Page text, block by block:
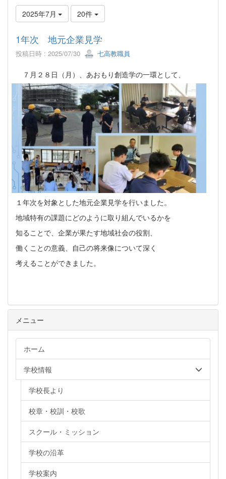
2025年7月 20件
1年次 地元企業見学
投稿日時 : 2025/07/30 七高教職員
７月２８日（月）、あおもり創造学の一環として、
１年次を対象とした地元企業見学を行いました。
地域特有の課題にどのように取り組んでいるかを
知ることで、企業が果たす地域社会の役割、
働くことの意義、自己の将来像について深く
考えることができました。
メニュー
ホーム
学校情報
学校長より
校章・校訓・校歌
スクール・ミッション
学校の沿革
学校案内